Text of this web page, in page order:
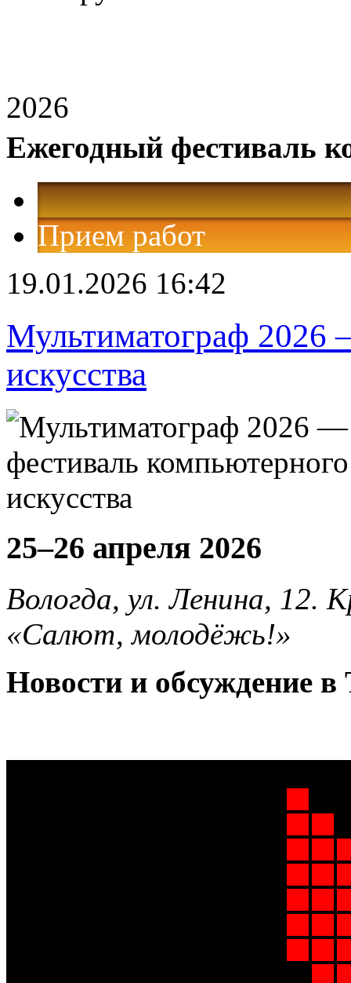
2026
Ежегодный фестиваль
Прием работ
19.01.2026 16:42
Мультиматограф 2026
искусства
25–26 апреля 2026
Вологда, ул. Ленина, 12.
«Салют, молодёжь!»
Новости и обсуждение